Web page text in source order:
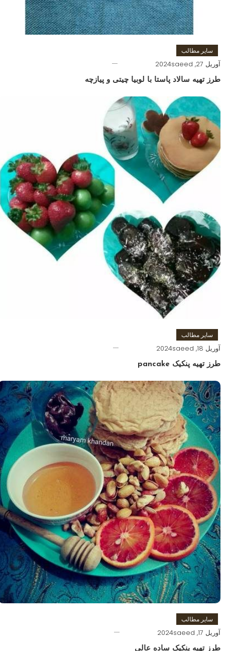
سایر مطالب
آوریل 27, 2024 saeed
طرز تهیه سالاد پاستا با لوبیا چیتی و پیازچه
سایر مطالب
آوریل 18, 2024 saeed
طرز تهیه پنکیک pancake
سایر مطالب
آوریل 17, 2024 saeed
طرز تهیه پنکیک ساده عالی